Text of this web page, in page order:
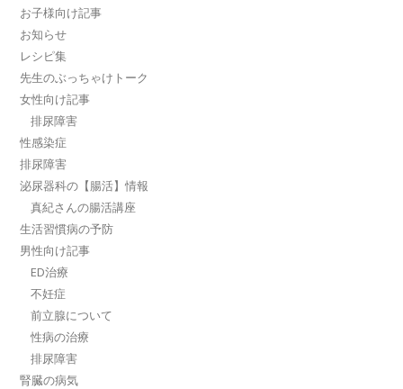
お子様向け記事
お知らせ
レシピ集
先生のぶっちゃけトーク
女性向け記事
排尿障害
性感染症
排尿障害
泌尿器科の【腸活】情報
真紀さんの腸活講座
生活習慣病の予防
男性向け記事
ED治療
不妊症
前立腺について
性病の治療
排尿障害
腎臓の病気